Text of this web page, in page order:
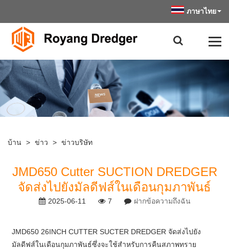
ภาษาไทย
บ้าน > ข่าว > ข่าวบริษัท
JMD650 Cutter SUCTION DREDGER
จัดส่งไปยังมัลดีฟส์ในเดือนกุมภาพันธ์
2025-06-11 7 ฝากข้อความถึงฉัน
JMD650 26INCH CUTTER SUCTER DREDGER จัดส่งไปยัง
มัลดีฟส์ในเดือนกุมภาพันธ์ซึ่งจะใช้สำหรับการคืนสภาพทราย